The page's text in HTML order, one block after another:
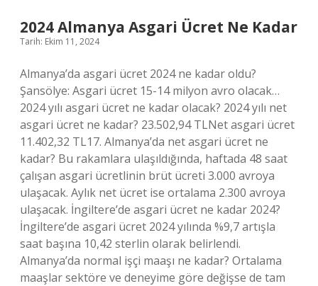
2024 Almanya Asgari Ücret Ne Kadar
Tarih: Ekim 11, 2024
Almanya’da asgari ücret 2024 ne kadar oldu?
Şansölye: Asgari ücret 15-14 milyon avro olacak…
2024 yılı asgari ücret ne kadar olacak? 2024 yılı net
asgari ücret ne kadar? 23.502,94 TLNet asgari ücret
11.402,32 TL17. Almanya’da net asgari ücret ne
kadar? Bu rakamlara ulaşıldığında, haftada 48 saat
çalışan asgari ücretlinin brüt ücreti 3.000 avroya
ulaşacak. Aylık net ücret ise ortalama 2.300 avroya
ulaşacak. İngiltere’de asgari ücret ne kadar 2024?
İngiltere’de asgari ücret 2024 yılında %9,7 artışla
saat başına 10,42 sterlin olarak belirlendi.
Almanya’da normal işçi maaşı ne kadar? Ortalama
maaşlar sektöre ve deneyime göre değişse de tam